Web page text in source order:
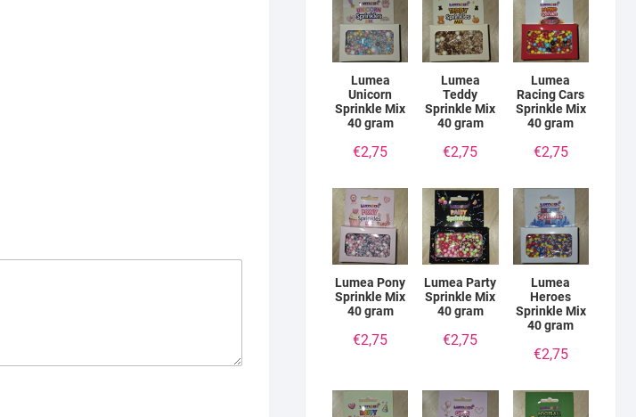
Lumea
Unicorn
Sprinkle Mix
40 gram
€2,75
Lumea
Teddy
Sprinkle Mix
40 gram
€2,75
Lumea
Racing Cars
Sprinkle Mix
40 gram
€2,75
Lumea Pony
Sprinkle Mix
40 gram
€2,75
Lumea Party
Sprinkle Mix
40 gram
€2,75
Lumea
Heroes
Sprinkle Mix
40 gram
€2,75